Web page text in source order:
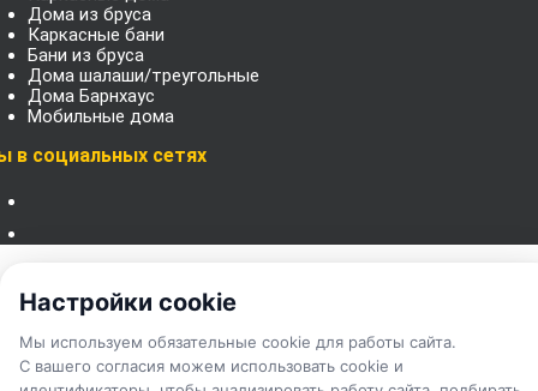
Дома из бруса
Каркасные бани
Бани из бруса
Дома шалаши/треугольные
Дома Барнхаус
Мобильные дома
в социальных сетях
Настройки cookie
Мы используем обязательные cookie для работы сайта.
С вашего согласия можем использовать cookie и
Барнхаусы
Дома афрейм
Бани
Каркасные дома
Дома из бруса